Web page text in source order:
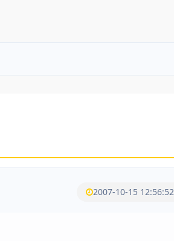
2007-10-15 12:56:52